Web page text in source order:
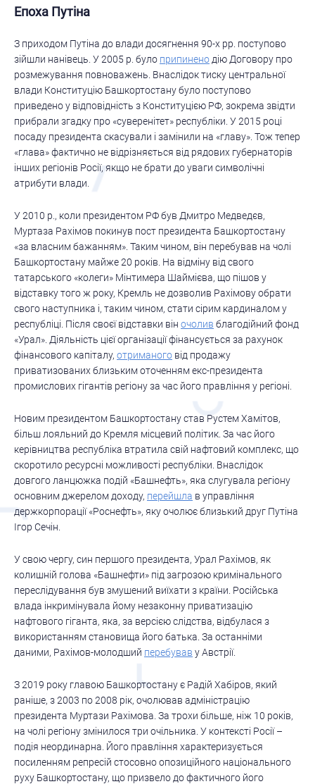
Епоха Путіна
З приходом Путіна до влади досягнення 90-х рр. поступово
зійшли нанівець. У 2005 р. було припинено дію Договору про
розмежування повноважень. Внаслідок тиску центральної
влади Конституцію Башкортостану було поступово
приведено у відповідність з Конституцією РФ, зокрема звідти
прибрали згадку про «суверенітет» республіки. У 2015 році
посаду президента скасували і замінили на «главу». Тож тепер
«глава» фактично не відрізняється від рядових губернаторів
інших регіонів Росії, якщо не брати до уваги символічні
атрибути влади.
У 2010 р., коли президентом РФ був Дмитро Медведєв,
Муртаза Рахімов покинув пост президента Башкортостану
«за власним бажанням». Таким чином, він перебував на чолі
Башкортостану майже 20 років. На відміну від свого
татарського «колеги» Мінтимера Шаймієва, що пішов у
відставку того ж року, Кремль не дозволив Рахімову обрати
свого наступника і, таким чином, стати сірим кардиналом у
республіці. Після своєї відставки він очолив благодійний фонд
«Урал». Діяльність цієї організації фінансується за рахунок
фінансового капіталу, отриманого від продажу
приватизованих близьким оточенням екс-президента
промислових гігантів регіону за час його правління у регіоні.
Новим президентом Башкортостану став Рустем Хамітов,
більш лояльний до Кремля місцевий політик. За час його
керівництва республіка втратила свій нафтовий комплекс, що
скоротило ресурсні можливості республіки. Внаслідок
довгого ланцюжка подій «Башнефть», яка слугувала регіону
основним джерелом доходу, перейшла в управління
держкорпорації «Роснефть», яку очолює близький друг Путіна
Ігор Сечін.
У свою чергу, син першого президента, Урал Рахімов, як
колишній голова «Башнефти» під загрозою кримінального
переслідування був змушений виїхати з країни. Російська
влада інкримінувала йому незаконну приватизацію
нафтового гіганта, яка, за версією слідства, відбулася з
використанням становища його батька. За останніми
даними, Рахімов-молодший перебував у Австрії.
З 2019 року главою Башкортостану є Радій Хабіров, який
раніше, з 2003 по 2008 рік, очолював адміністрацію
президента Муртази Рахімова. За трохи більше, ніж 10 років,
на чолі регіону змінилося три очільника. У контексті Росії –
подія неординарна. Його правління характеризується
посиленням репресій стосовно опозиційного національного
руху Башкортостану, що призвело до фактичного його